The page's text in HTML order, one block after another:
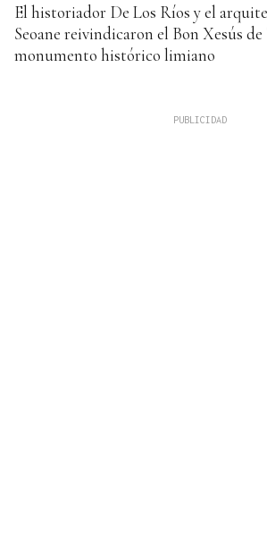
El historiador De Los Ríos y el
Seoane reivindicaron el Bon Xesús
monumento histórico limiano